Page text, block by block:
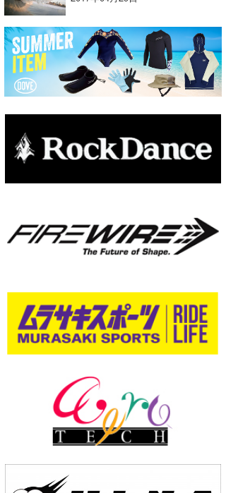
上田純子
上條将美
唐澤予報士
SancheZ
ゴン
予報士 hiro.
chappy
Romisea